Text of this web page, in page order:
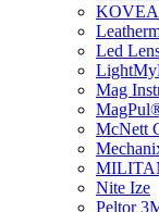
KOVEA
Led
Mag
McNett
Nite Ize
Peltor